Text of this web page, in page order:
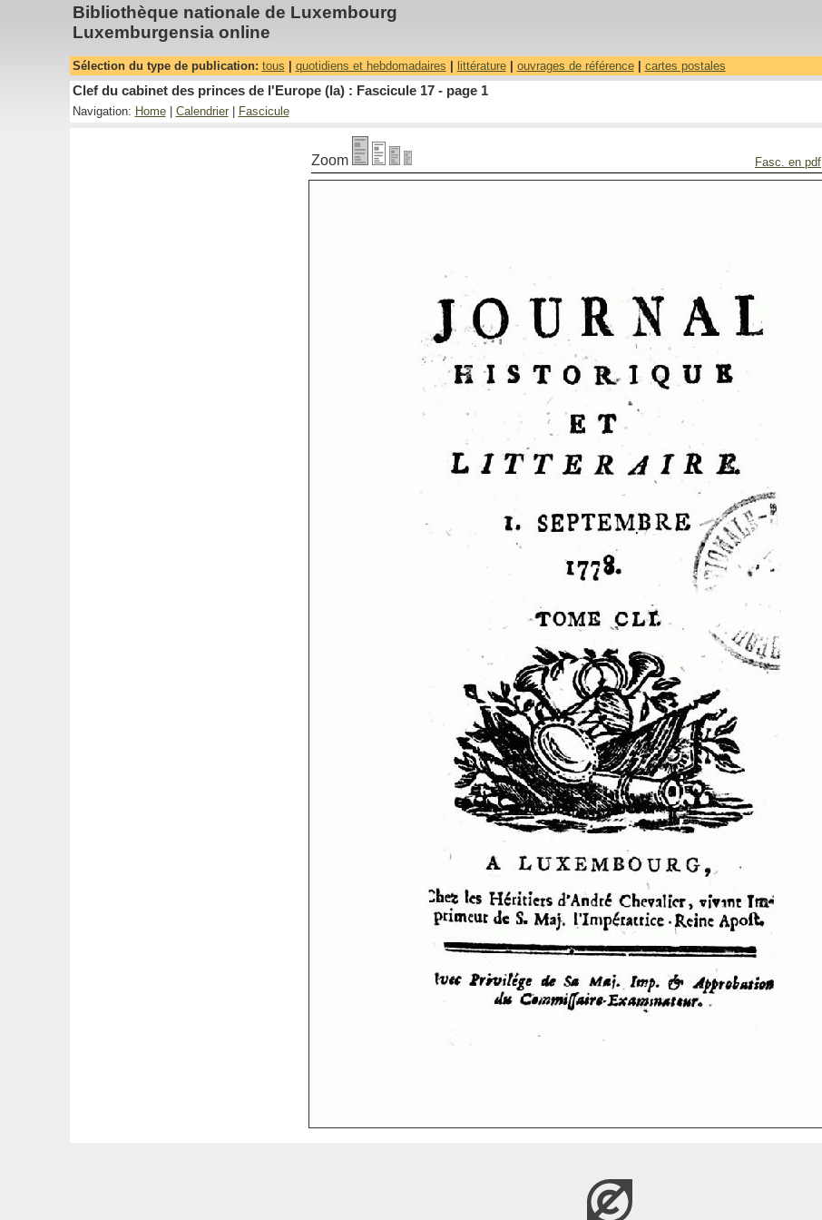
Bibliothèque nationale de Luxembourg
Luxemburgensia online
Sélection du type de publication: tous quotidiens et hebdomadaires littérature| ouvrages de référence| cartes postales
Clef du cabinet des princes de l'Europe (la) : Fascicule 17 - page 1
Navigation: Home| Calendrier| Fascicule
Zoom Fasc. en pdf